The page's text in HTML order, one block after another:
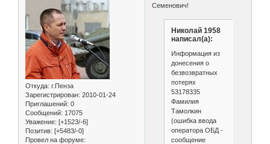
Откуда: г.Пенза
Зарегистрирован: 2010-01-24
Приглашений: 0
Сообщений: 17075
Уважение: [+1523/-6]
Позитив: [+5483/-0]
Провел на форуме:
Семенович!
Николай 1958
написал(а):
Информация из
донесения о
безвозвратных
потерях
53178335
Фамилия
Тамолкин
(ошибка ввода
оператора ОБД -
сообщение